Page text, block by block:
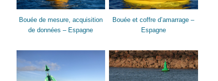
Bouée de mesure, acquisition
de données – Espagne
Bouée et coffre d’amarrage –
Espagne